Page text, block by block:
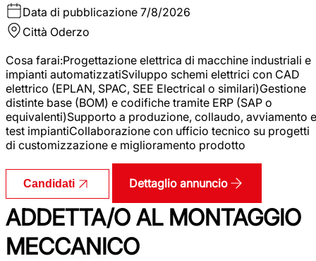
Data di pubblicazione 7/8/2026
Città Oderzo
Cosa farai:Progettazione elettrica di macchine industriali e
impianti automatizzatiSviluppo schemi elettrici con CAD
elettrico (EPLAN, SPAC, SEE Electrical o similari)Gestione
distinte base (BOM) e codifiche tramite ERP (SAP o
equivalenti)Supporto a produzione, collaudo, avviamento e
test impiantiCollaborazione con ufficio tecnico su progetti
di customizzazione e miglioramento prodotto
Candidati Dettaglio annuncio
ADDETTA/O AL MONTAGGIO
MECCANICO